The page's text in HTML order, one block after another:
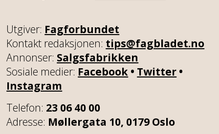
Utgiver: Fagforbundet
Kontakt redaksjonen: tips@fagbladet.no
Annonser: Salgsfabrikken
Sosiale medier: Facebook • Twitter •
Instagram
Telefon: 23 06 40 00
Adresse: Møllergata 10, 0179 Oslo